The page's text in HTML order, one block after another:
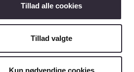
Tillad alle cookies
Tillad valgte
Kun nødvendige cookies